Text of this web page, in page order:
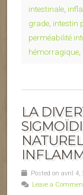
intestinale
grade intestin
perméabilité
hémorragique
LA
Posted on avril 4,
Leave a